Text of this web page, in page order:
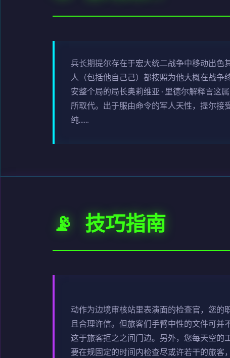
兵长期提尔存在于宏大统二战争中移动出色
人（包括他自己己）都按照为他大概在战争
安整个局的局长奥莉维亚·里德尔解释言这
所取代。出于服由命令的军人天性，提尔接
纯……
📡 技巧指南
动作为边境审核站里表演面的检查官，您的
且合理许信。但旅客们手臂中性的文件可并
这于旅客拒之之间门边。另外，您每天空的
要在规固定的时间内检查尽或许若干的旅客